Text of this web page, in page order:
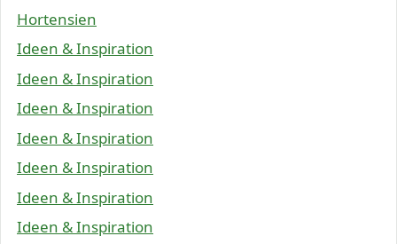
Hortensien
Ideen & Inspiration
Ideen & Inspiration
Ideen & Inspiration
Ideen & Inspiration
Ideen & Inspiration
Ideen & Inspiration
Ideen & Inspiration